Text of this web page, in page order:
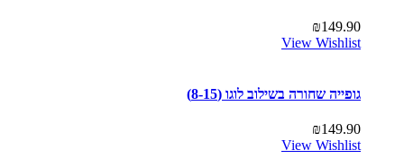
₪149.90
View Wishlist
גופייה שחורה בשילוב לוגו (8-15)
₪149.90
View Wishlist